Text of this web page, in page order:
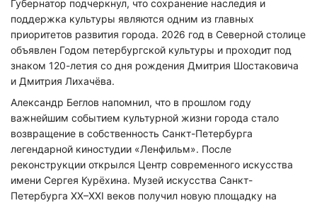
Губернатор подчеркнул, что сохранение наследия и
поддержка культуры являются одним из главных
приоритетов развития города. 2026 год в Северной столице
объявлен Годом петербургской культуры и проходит под
знаком 120-летия со дня рождения Дмитрия Шостаковича
и Дмитрия Лихачёва.
Александр Беглов напомнил, что в прошлом году
важнейшим событием культурной жизни города стало
возвращение в собственность Санкт-Петербурга
легендарной киностудии «Ленфильм». После
реконструкции открылся Центр современного искусства
имени Сергея Курёхина. Музей искусства Санкт-
Петербурга XX–XXI веков получил новую площадку на